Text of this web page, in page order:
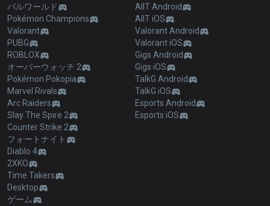
パルワールド
Pokémon Champions
Valorant
PUBG
ROBLOX
オーバーウォッチ 2
Pokémon Pokopia
Marvel Rivals
Arc Raiders
Slay The Spire 2
Counter Strike 2
フォートナイト
Diablo 4
2XKO
Time Takers
Desktop
ゲーム
AllT Android
AllT iOS
Valorant Android
Valorant iOS
Gigs Android
Gigs iOS
TalkG Android
TalkG iOS
Esports Android
Esports iOS